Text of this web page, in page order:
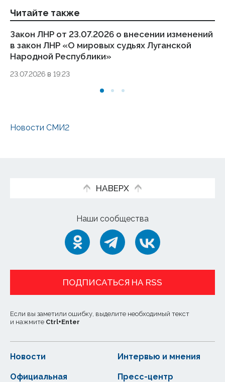
Читайте также
Закон ЛНР от 23.07.2026 о внесении изменений
в закон ЛНР «О мировых судьях Луганской
Народной Республики»
23.07.2026 в 19:23
Новости СМИ2
НАВЕРХ
Наши сообщества
ПОДПИСАТЬСЯ НА RSS
Если вы заметили ошибку, выделите необходимый текст
и нажмите Ctrl+Enter
Новости
Официальная
Интервью и мнения
Пресс-центр